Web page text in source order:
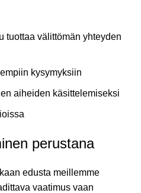
tuottaa välittömän yhteyden
kysymyksiin
aiheiden käsittelemiseksi
perustana
edusta meillemme
vaatimus vaan